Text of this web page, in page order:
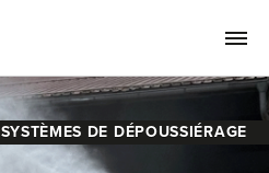
SYSTÈMES DE DÉPOUSSIÉRAGE